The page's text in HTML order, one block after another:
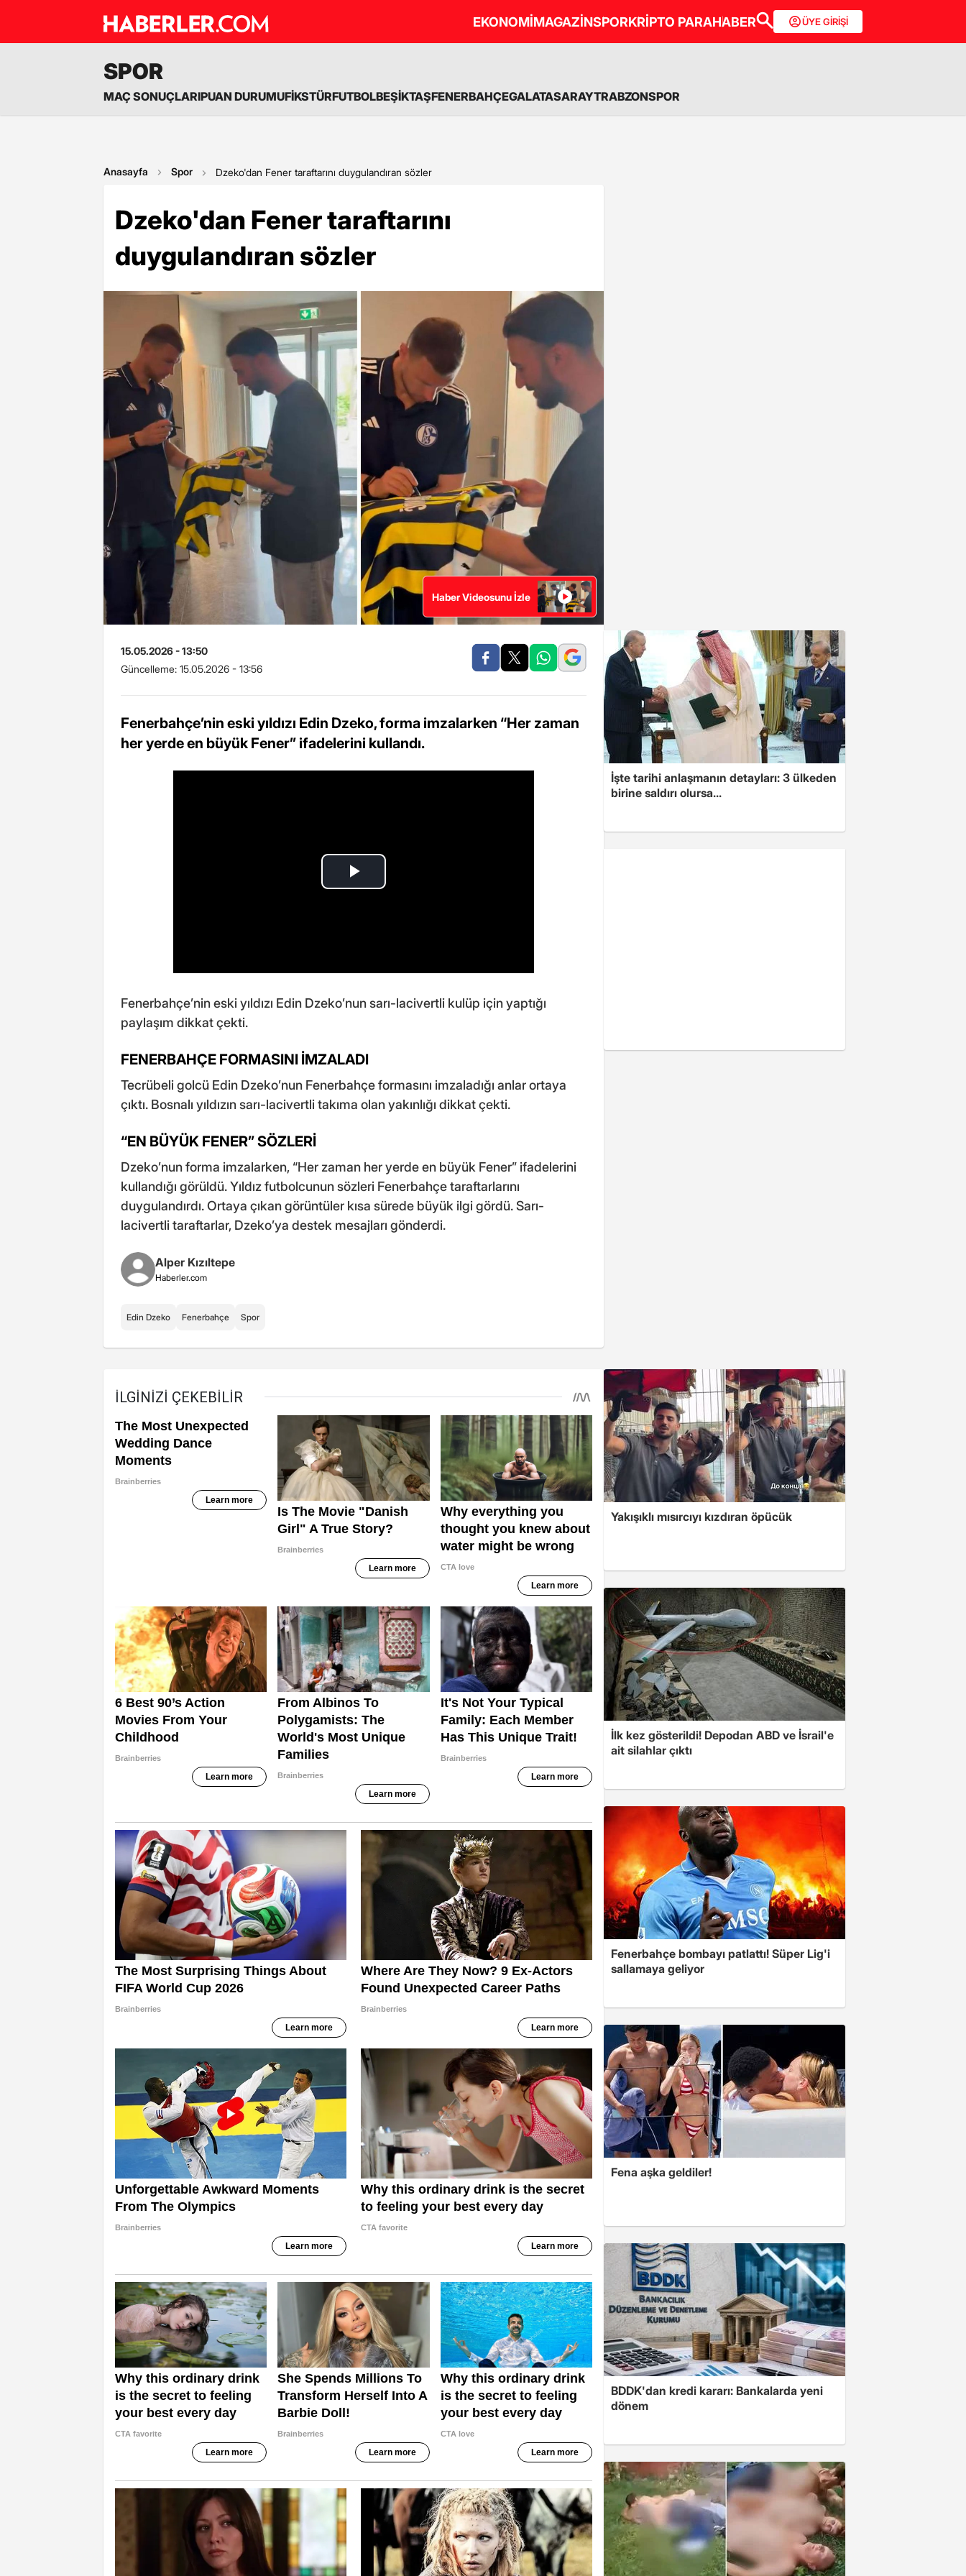
EKONOMİMAGAZİNSPORKRİPTO PARAHABER ÜYE GİRİŞİ
SPOR
MAÇ SONUÇLARIPUAN DURUMUFİKSTÜRFUTBOLBEŞİKTAŞFENERBAHÇEGALATASARAYTRABZONSPOR
Anasayfa Spor Dzeko'dan Fener taraftarını duygulandıran sözler
Dzeko'dan Fener taraftarını
duygulandıran sözler
Haber Videosunu İzle
15.05.2026 - 13:50
Güncelleme: 15.05.2026 - 13:56
Fenerbahçe’nin eski yıldızı Edin Dzeko, forma imzalarken “Her zaman
her yerde en büyük Fener” ifadelerini kullandı.
Fenerbahçe’nin eski yıldızı Edin Dzeko’nun sarı-lacivertli kulüp için yaptığı
paylaşım dikkat çekti.
FENERBAHÇE FORMASINI İMZALADI
Tecrübeli golcü Edin Dzeko’nun Fenerbahçe formasını imzaladığı anlar ortaya
çıktı. Bosnalı yıldızın sarı-lacivertli takıma olan yakınlığı dikkat çekti.
“EN BÜYÜK FENER” SÖZLERİ
Dzeko’nun forma imzalarken, “Her zaman her yerde en büyük Fener” ifadelerini
kullandığı görüldü. Yıldız futbolcunun sözleri Fenerbahçe taraftarlarını
duygulandırdı. Ortaya çıkan görüntüler kısa sürede büyük ilgi gördü. Sarı-
lacivertli taraftarlar, Dzeko’ya destek mesajları gönderdi.
Alper Kızıltepe
Haberler.com
Edin Dzeko Fenerbahçe Spor
İşte tarihi anlaşmanın detayları: 3 ülkeden
birine saldırı olursa...
Yakışıklı mısırcıyı kızdıran öpücük
İlk kez gösterildi! Depodan ABD ve İsrail'e
ait silahlar çıktı
Fenerbahçe bombayı patlattı! Süper Lig'i
sallamaya geliyor
Fena aşka geldiler!
BDDK'dan kredi kararı: Bankalarda yeni
dönem